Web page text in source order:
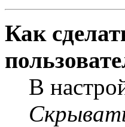
Как
В